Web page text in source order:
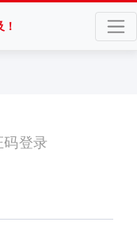
码登录